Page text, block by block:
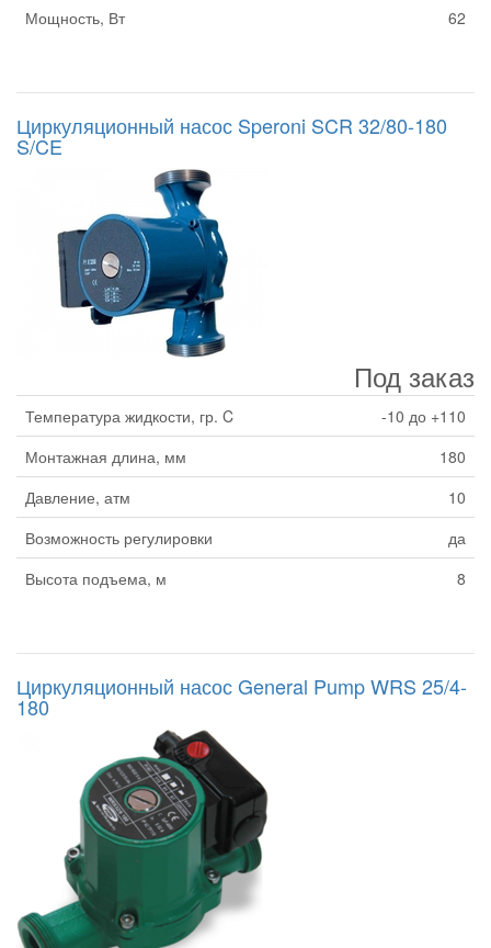
Мощность, Вт
62
Циркуляционный насос Speroni SCR 32/80-180
S/CE
Под заказ
Температура жидкости, гр. C
-10 до +110
Монтажная длина, мм
180
Давление, атм
10
Возможность регулировки
да
Высота подъема, м
8
Циркуляционный насос General Pump WRS 25/4-
180